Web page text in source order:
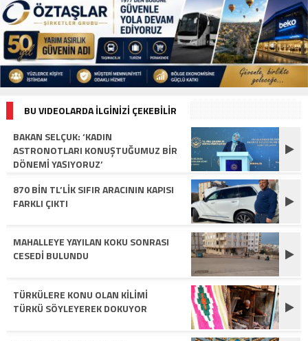
BU VIDEOLARDA İLGİNİZİ ÇEKEBİLİR
BAKAN SELÇUK: ‘KADIN
ASTRONOTLARI KONUŞTUĞUMUZ BIR
DÖNEMI YAŞIYORUZ’
870 BIN TL’LIK SIFIR ARACININ KAPISI
FARKLI ÇIKTI
MAHALLEYE YAYILAN KOKU SONRASI
CESEDI BULUNDU
TÜRKÜLERE KONU OLAN KILIMI
TÜRKÜ SÖYLEYEREK DOKUYOR